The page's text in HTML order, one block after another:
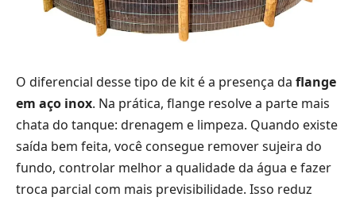
O diferencial desse tipo de kit é a presença da flange
em aço inox. Na prática, flange resolve a parte mais
chata do tanque: drenagem e limpeza. Quando existe
saída bem feita, você consegue remover sujeira do
fundo, controlar melhor a qualidade da água e fazer
troca parcial com mais previsibilidade. Isso reduz